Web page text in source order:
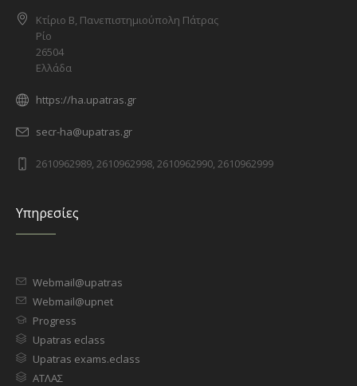
Κτίριο Β, Πανεπιστημιούπολη Πάτρας
Ρίο
26504
Ελλάδα
https://ha.upatras.gr
secr-ha@upatras.gr
2610962989, 2610962998, 2610962990, 2610962999
Υπηρεσίες
Webmail@upatras
Webmail@upnet
Progress
Upatras eclass
Upatras exams.eclass
ΑΤΛΑΣ